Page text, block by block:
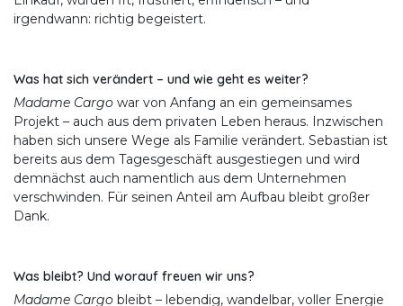
irgendwann: richtig begeistert.
Was hat sich verändert – und wie geht es weiter?
Madame Cargo war von Anfang an ein gemeinsames
Projekt – auch aus dem privaten Leben heraus. Inzwischen
haben sich unsere Wege als Familie verändert. Sebastian ist
bereits aus dem Tagesgeschäft ausgestiegen und wird
demnächst auch namentlich aus dem Unternehmen
verschwinden. Für seinen Anteil am Aufbau bleibt großer
Dank.
Was bleibt? Und worauf freuen wir uns?
Madame Cargo bleibt – lebendig, wandelbar, voller Energie